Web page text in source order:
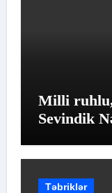
Milli ruhlu,
Sevindik
Təbriklər